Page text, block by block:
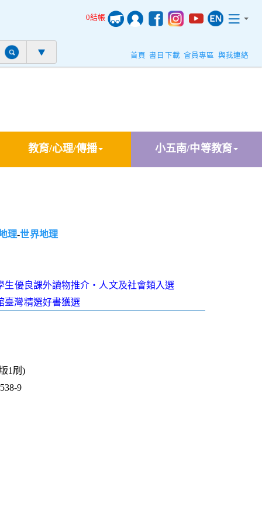
0結帳
首頁 書目下載 會員專區 與我連絡
教育/心理/傳播 小五南/中等教育
理-世界地理
生優良課外讀物推介‧人文及社會類入選
臺灣精選好書獲選
1刷)
9